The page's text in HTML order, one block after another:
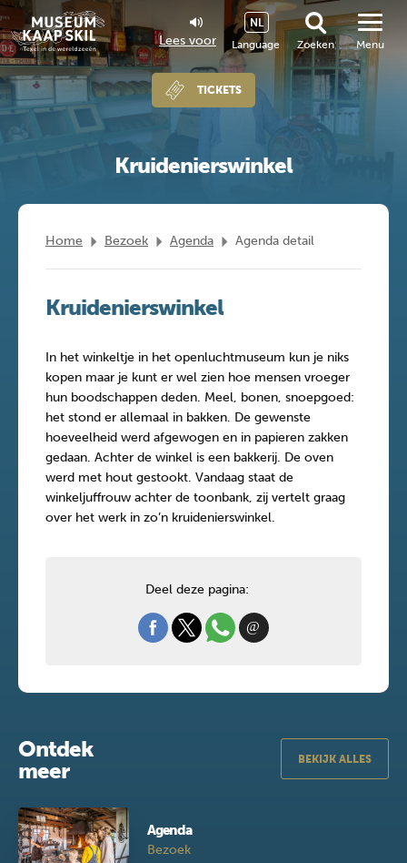
Lees voor Language
NL
Zoeken
TICKETS
Menu
Kruidenierswinkel
Home Bezoek Agenda Agenda detail
Kruidenierswinkel
In het winkeltje in het openluchtmuseum kun je niks
kopen maar je kunt er wel zien hoe mensen vroeger
hun boodschappen deden. Meel, bonen, snoepgoed:
het stond er allemaal in bakken. De gewenste
hoeveelheid werd afgewogen en in papieren zakken
gedaan. Achter de winkel is een bakkerij. De oven
werd met hout gestookt. Vandaag staat de
winkeljuffrouw achter de toonbank, zij vertelt graag
over het werk in zo’n kruidenierswinkel.
Deel deze pagina:
Ontdek
meer
BEKIJK ALLES
Agenda
Bezoek